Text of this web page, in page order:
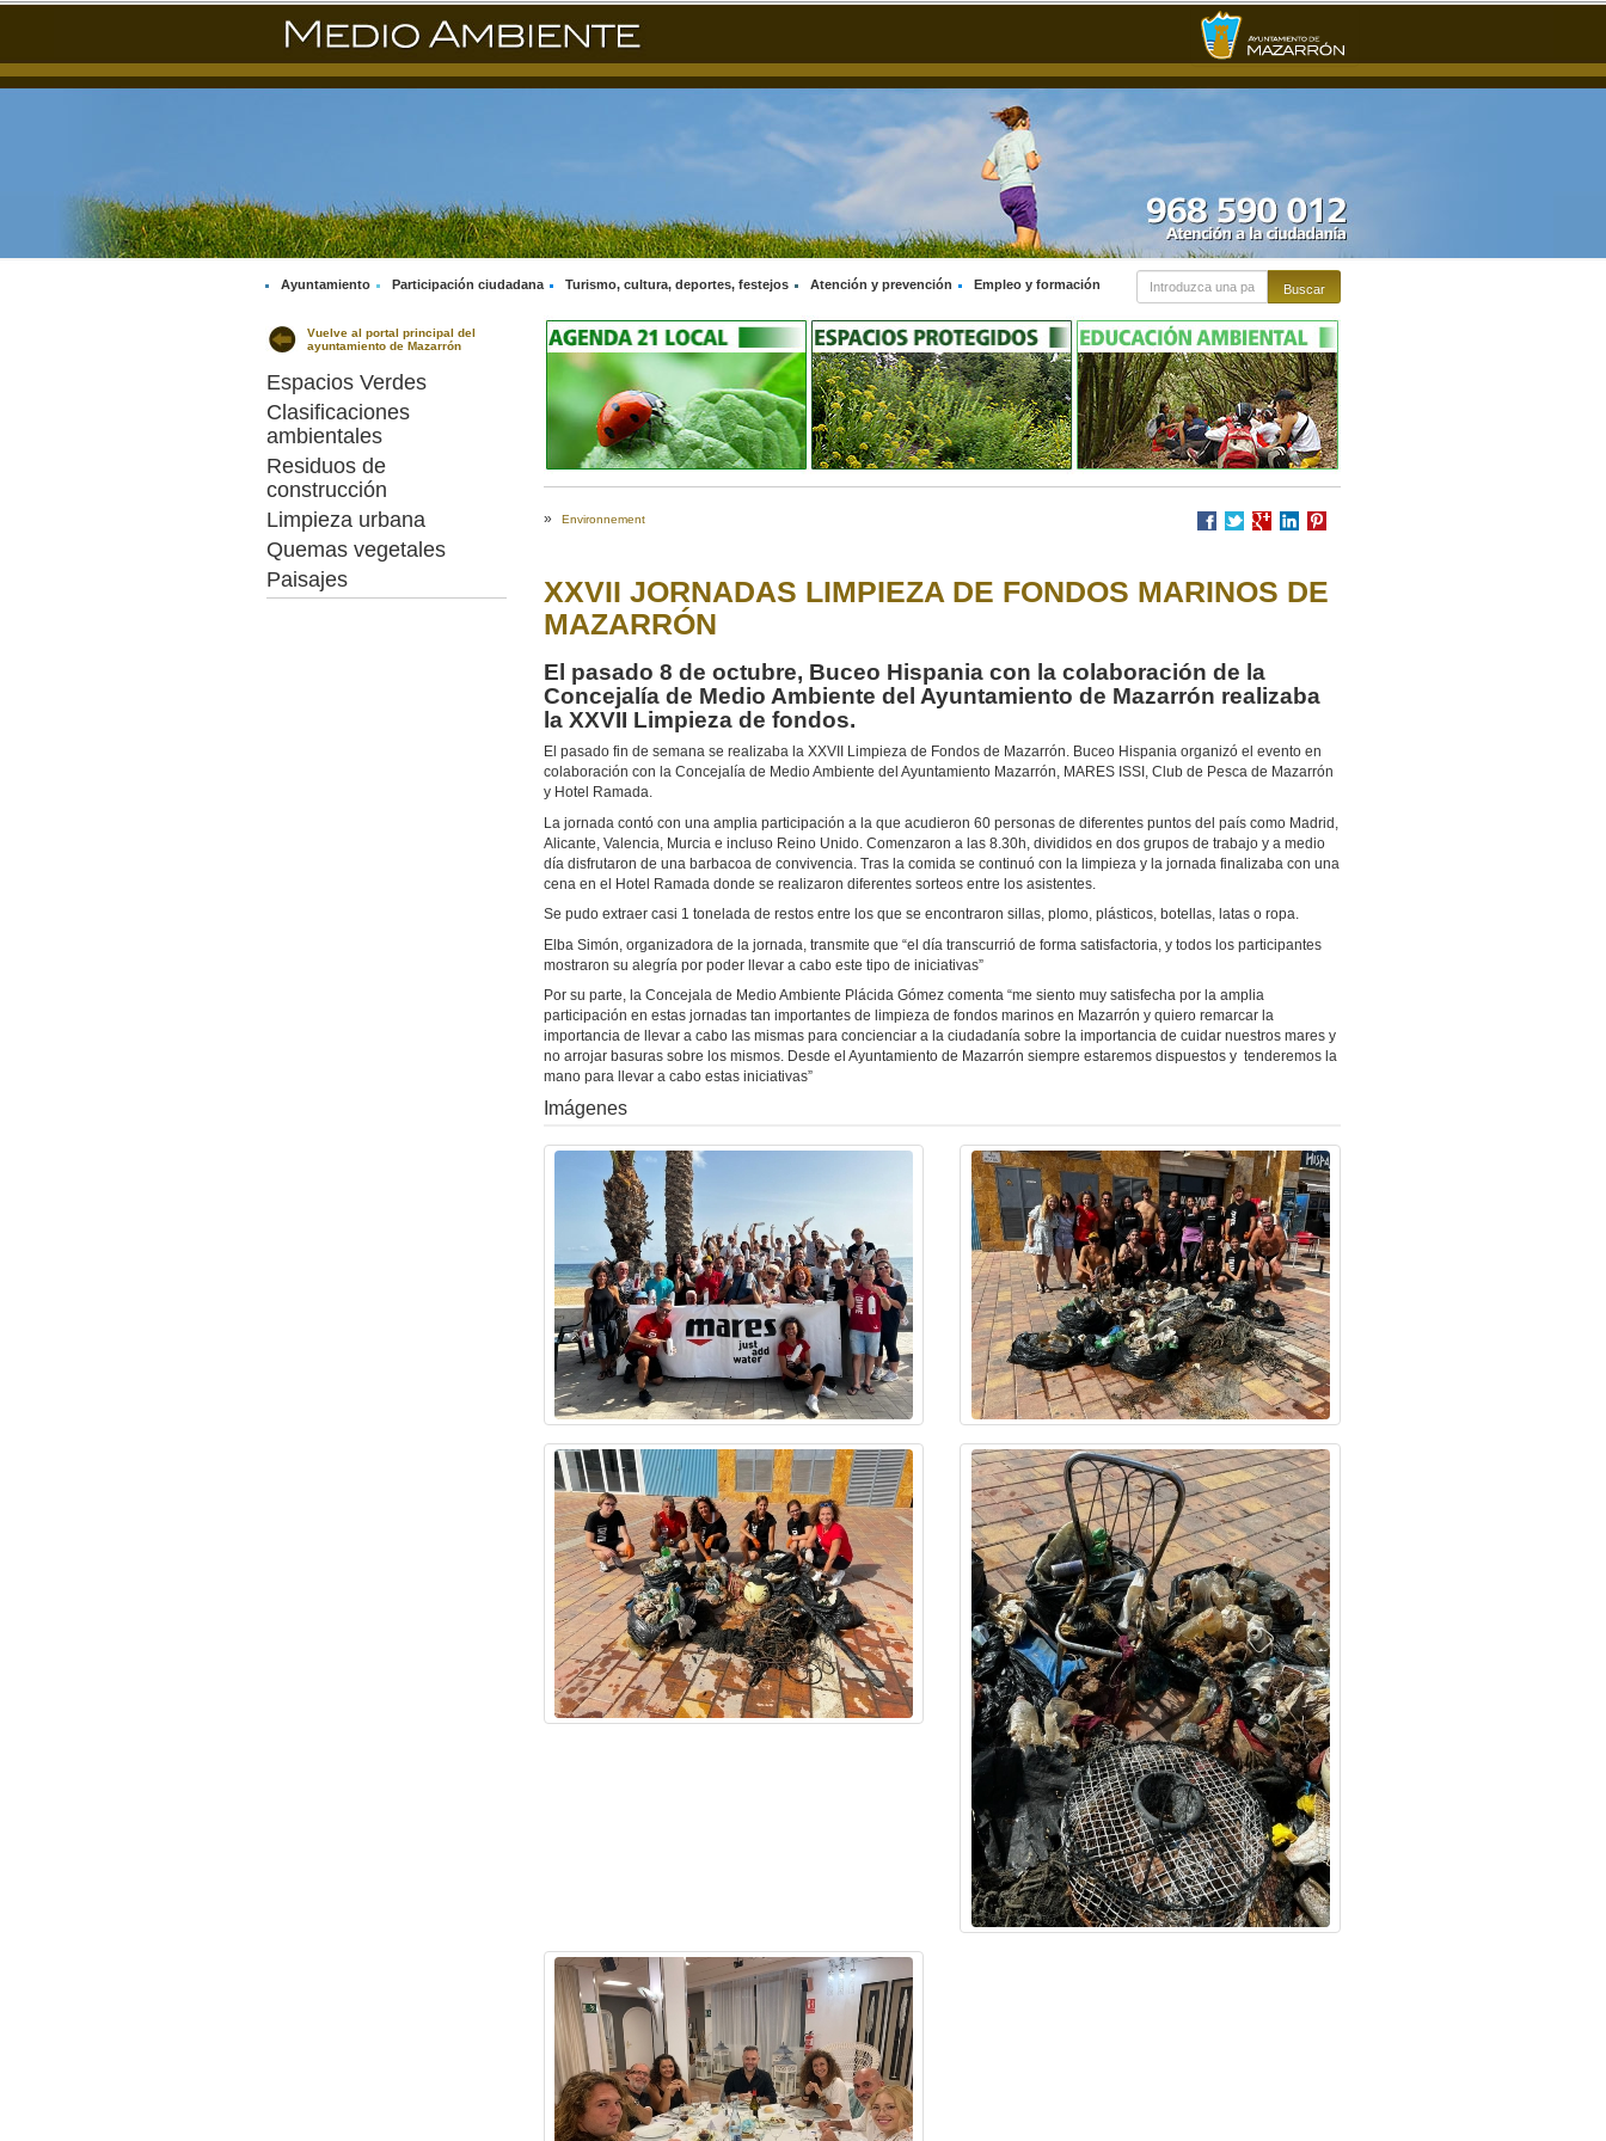
Ayuntamiento Participación ciudadana Turismo, cultura, deportes, festejos Atención y prevención Empleo y formación
Vuelve al portal principal del
ayuntamiento de Mazarrón
Espacios Verdes
Clasificaciones
ambientales
Residuos de
construcción
Limpieza urbana
Quemas vegetales
Paisajes
» Environnement
XXVII JORNADAS LIMPIEZA DE FONDOS MARINOS DE
MAZARRÓN
El pasado 8 de octubre, Buceo Hispania con la colaboración de la
Concejalía de Medio Ambiente del Ayuntamiento de Mazarrón realizaba
la XXVII Limpieza de fondos.
El pasado fin de semana se realizaba la XXVII Limpieza de Fondos de Mazarrón. Buceo Hispania organizó el evento en
colaboración con la Concejalía de Medio Ambiente del Ayuntamiento Mazarrón, MARES ISSI, Club de Pesca de Mazarrón
y Hotel Ramada.
La jornada contó con una amplia participación a la que acudieron 60 personas de diferentes puntos del país como Madrid,
Alicante, Valencia, Murcia e incluso Reino Unido. Comenzaron a las 8.30h, divididos en dos grupos de trabajo y a medio
día disfrutaron de una barbacoa de convivencia. Tras la comida se continuó con la limpieza y la jornada finalizaba con una
cena en el Hotel Ramada donde se realizaron diferentes sorteos entre los asistentes.
Se pudo extraer casi 1 tonelada de restos entre los que se encontraron sillas, plomo, plásticos, botellas, latas o ropa.
Elba Simón, organizadora de la jornada, transmite que “el día transcurrió de forma satisfactoria, y todos los participantes
mostraron su alegría por poder llevar a cabo este tipo de iniciativas”
Por su parte, la Concejala de Medio Ambiente Plácida Gómez comenta “me siento muy satisfecha por la amplia
participación en estas jornadas tan importantes de limpieza de fondos marinos en Mazarrón y quiero remarcar la
importancia de llevar a cabo las mismas para concienciar a la ciudadanía sobre la importancia de cuidar nuestros mares y
no arrojar basuras sobre los mismos. Desde el Ayuntamiento de Mazarrón siempre estaremos dispuestos y tenderemos la
mano para llevar a cabo estas iniciativas”
Imágenes